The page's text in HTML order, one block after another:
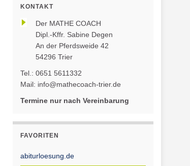
KONTAKT
Der MATHE COACH
Dipl.-Kffr. Sabine Degen
An der Pferdsweide 42
54296 Trier
Tel.: 0651 5611332
Mail: info@mathecoach-trier.de
Termine nur nach Vereinbarung
FAVORITEN
abiturloesung.de